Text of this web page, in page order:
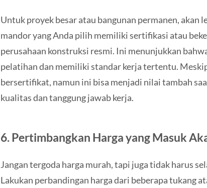
Untuk proyek besar atau bangunan permanen, akan
mandor yang Anda pilih memiliki sertifikasi atau
perusahaan konstruksi resmi. Ini menunjukkan
pelatihan dan memiliki standar kerja tertentu.
bersertifikat, namun ini bisa menjadi nilai tambah
kualitas dan tanggung jawab kerja.
6.Pertimbangkan Harga yang Masuk
Jangan tergoda harga murah, tapi juga tidak harus
Lakukan perbandingan harga dari beberapa tukang